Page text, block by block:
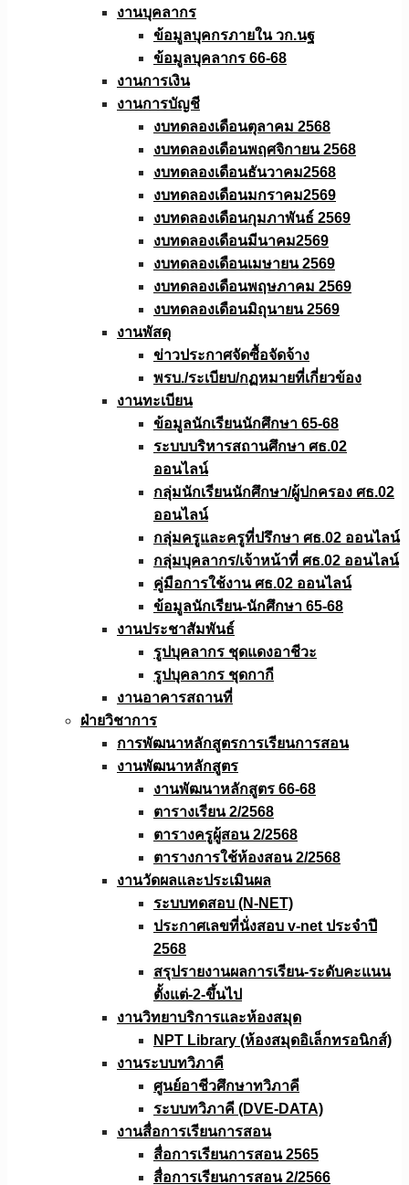
งานบุคลากร
ข้อมูลบุคกรภายใน วก.นฐ
ข้อมูลบุคลากร 66-68
งานการเงิน
งานการบัญชี
งบทดลองเดือนตุลาคม 2568
งบทดลองเดือนพฤศจิกายน 2568
งบทดลองเดือนธันวาคม2568
งบทดลองเดือนมกราคม2569
งบทดลองเดือนกุมภาพันธ์ 2569
งบทดลองเดือนมีนาคม2569
งบทดลองเดือนเมษายน 2569
งบทดลองเดือนพฤษภาคม 2569
งบทดลองเดือนมิถุนายน 2569
งานพัสดุ
ข่าวประกาศจัดซื้อจัดจ้าง
พรบ./ระเบียบ/กฏหมายที่เกี่ยวข้อง
งานทะเบียน
ข้อมูลนักเรียนนักศึกษา 65-68
ระบบบริหารสถานศึกษา ศธ.02
ออนไลน์
กลุ่มนักเรียนนักศึกษา/ผู้ปกครอง ศธ.02
ออนไลน์
กลุ่มครูและครูที่ปรึกษา ศธ.02 ออนไลน์
กลุ่มบุคลากร/เจ้าหน้าที่ ศธ.02 ออนไลน์
คู่มือการใช้งาน ศธ.02 ออนไลน์
ข้อมูลนักเรียน-นักศึกษา 65-68
งานประชาสัมพันธ์
รูปบุคลากร ชุดแดงอาชีวะ
รูปบุคลากร ชุดกากี
งานอาคารสถานที่
ฝ่ายวิชาการ
การพัฒนาหลักสูตรการเรียนการสอน
งานพัฒนาหลักสูตร
งานพัฒนาหลักสูตร 66-68
ตารางเรียน 2/2568
ตารางครูผู้สอน 2/2568
ตารางการใช้ห้องสอน 2/2568
งานวัดผลเเละประเมินผล
ระบบทดสอบ (N-NET)
ประกาศเลขที่นั่งสอบ v-net ประจำปี
2568
สรุปรายงานผลการเรียน-ระดับคะแนน
ตั้งแต่-2-ขึ้นไป
งานวิทยาบริการเเละห้องสมุด
NPT Library (ห้องสมุดอิเล็กทรอนิกส์)
งานระบบทวิภาคี
ศูนย์อาชีวศึกษาทวิภาคี
ระบบทวิภาคี (DVE-DATA)
งานสื่อการเรียนการสอน
สื่อการเรียนการสอน 2565
สื่อการเรียนการสอน 2/2566